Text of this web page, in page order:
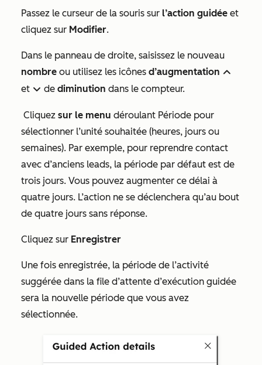
Passez le curseur de la souris sur l’action guidée et
cliquez sur Modifier.
Dans le panneau de droite, saisissez le nouveau
nombre ou utilisez les icônes d’augmentation upIcon
et downIcon de diminution dans le compteur.
Cliquez sur le menu déroulant Période pour
sélectionner l’unité souhaitée (heures, jours ou
semaines). Par exemple, pour reprendre contact
avec d’anciens leads, la période par défaut est de
trois jours. Vous pouvez augmenter ce délai à
quatre jours. L’action ne se déclenchera qu’au bout
de quatre jours sans réponse.
Cliquez sur Enregistrer
Une fois enregistrée, la période de l’activité
suggérée dans la file d’attente d’exécution guidée
sera la nouvelle période que vous avez
sélectionnée.